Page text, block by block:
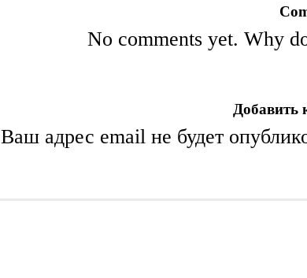
No comments yet. Why
Добавить
Ваш адрес email не будет